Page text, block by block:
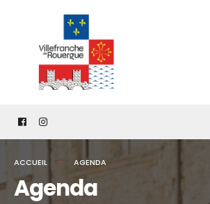
content
ACCUEIL AGENDA
Agenda